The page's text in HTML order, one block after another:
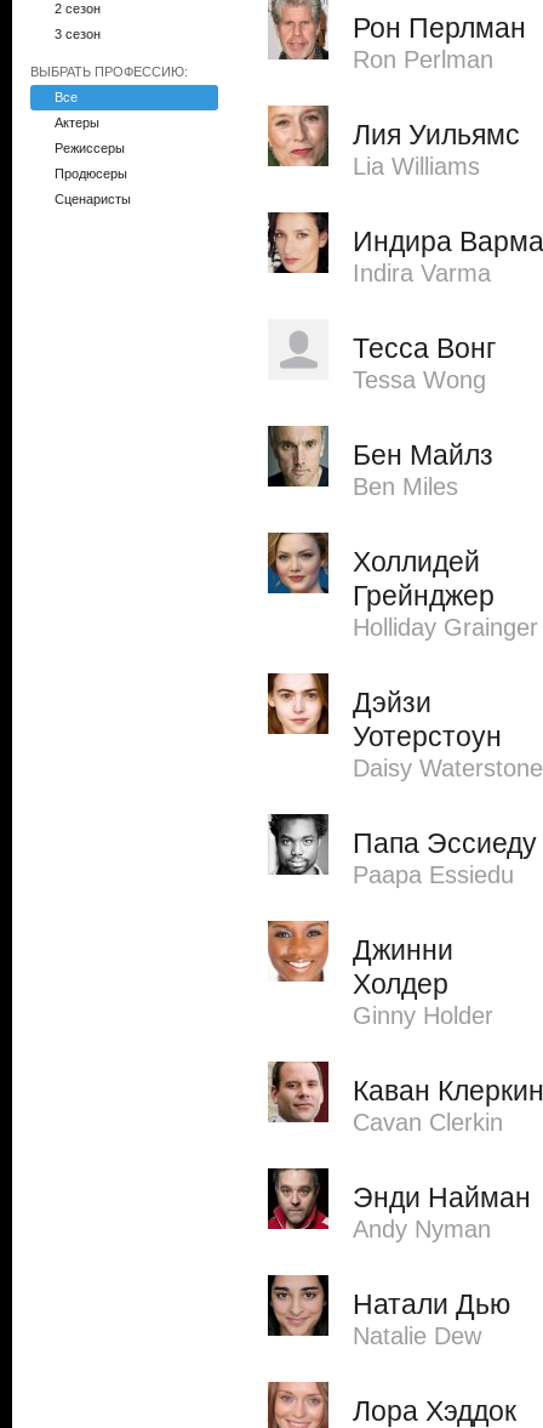
2 сезон
3 сезон
ВЫБРАТЬ ПРОФЕССИЮ:
Все
Актеры
Режиссеры
Продюсеры
Сценаристы
Рон Перлман
Ron Perlman
Лия Уильямс
Lia Williams
Индира Варма
Indira Varma
Тесса Вонг
Tessa Wong
Бен Майлз
Ben Miles
Холлидей
Грейнджер
Holliday Grainger
Дэйзи
Уотерстоун
Daisy Waterstone
Папа Эссиеду
Paapa Essiedu
Джинни
Холдер
Ginny Holder
Каван Клеркин
Cavan Clerkin
Энди Найман
Andy Nyman
Натали Дью
Natalie Dew
Лора Хэддок